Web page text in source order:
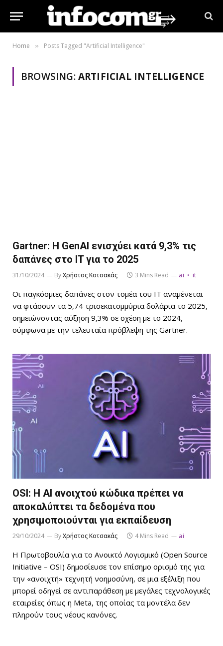
Home » Posts Tagged "Artificial Intelligence"
BROWSING:ARTIFICIAL INTELLIGENCE
Gartner: Η GenAI ενισχύει κατά 9,3% τις
δαπάνες στο IT για το 2025
31/10/2024 ByΧρήστος Κοτσακάς 3 Mins Read ai it
Οι παγκόσμιες δαπάνες στον τομέα του IT αναμένεται
να φτάσουν τα 5,74 τρισεκατομμύρια δολάρια το 2025,
σημειώνοντας αύξηση 9,3% σε σχέση με το 2024,
σύμφωνα με την τελευταία πρόβλεψη της Gartner.
OSI: Η AI ανοιχτού κώδικα πρέπει να
αποκαλύπτει τα δεδομένα που
χρησιμοποιούνται για εκπαίδευση
29/10/2024 ByΧρήστος Κοτσακάς 4 Mins Read ai
Η Πρωτοβουλία για το Ανοικτό Λογισμικό (Open Source
Initiative – OSI) δημοσίευσε τον επίσημο ορισμό της για
την «ανοιχτή» τεχνητή νοημοσύνη, σε μια εξέλιξη που
μπορεί οδηγεί σε αντιπαράθεση με μεγάλες τεχνολογικές
εταιρείες όπως η Meta, της οποίας τα μοντέλα δεν
πληρούν τους νέους κανόνες.